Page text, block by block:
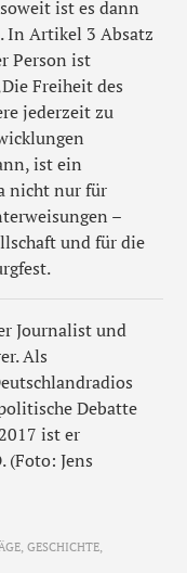
ist es dann
In Artikel 3 Absatz
Person ist
Freiheit des
jederzeit zu
ist ein
nicht nur für
–
und für die
Journalist und
Als
Debatte
ist er
(Foto: Jens
GESCHICHTE,